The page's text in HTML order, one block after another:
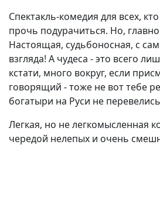
Спектакль-комедия для всех,
прочь подурачиться. Но,
Настоящая, судьбоносная, с
взгляда! А чудеса - это всего
кстати, много вокруг, если
говорящий - тоже не вот тебе
богатыри на Руси не
Легкая, но не легкомысленная
чередой нелепых и очень